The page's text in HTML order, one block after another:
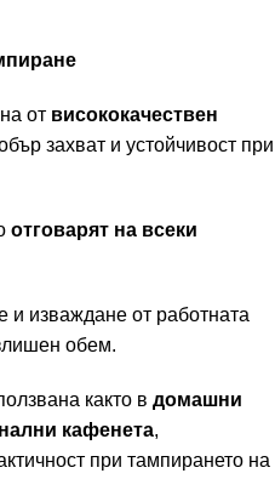
от висококачествен
захват и устойчивост при
отговарят на всеки
и изваждане от работната
обем.
както в домашни
кафенета,
при тампирането на